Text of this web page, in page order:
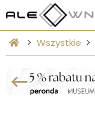
Wszystkie